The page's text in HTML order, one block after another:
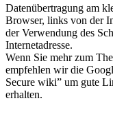
Datenübertragung am
Browser, links von der
der Verwendung des
Internetadresse.
Wenn Sie mehr zum
empfehlen wir die
Secure wiki” um gute
erhalten.